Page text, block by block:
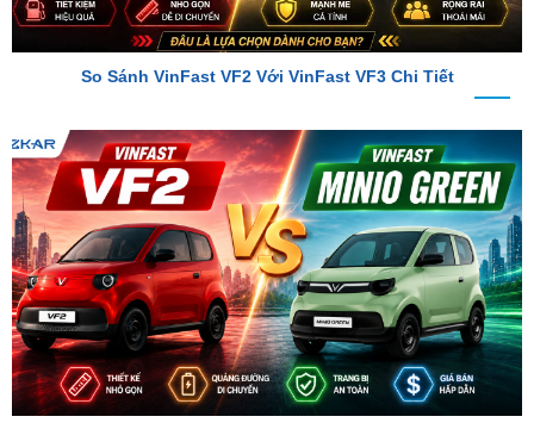
So Sánh VinFast VF2 Với VinFast VF3 Chi Tiết